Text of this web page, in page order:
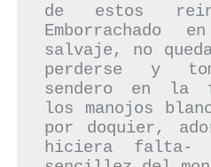
de estos
Emborrachado
salvaje, no
perderse y
sendero en la
los manojos
por doquier,
hiciera falta-